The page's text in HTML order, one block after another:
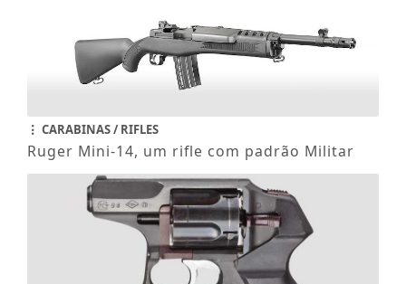
CARABINAS / RIFLES
Ruger Mini-14, um rifle com padrão Militar